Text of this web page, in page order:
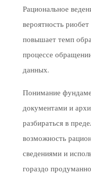
Рациональное
вероятность
повышает темп
процессе
данных.
Понимание
документами и
разбираться в
возможность
сведениями и
гораздо